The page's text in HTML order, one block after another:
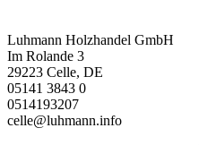
Luhmann Holzhandel GmbH
Im Rolande 3
29223 Celle, DE
05141 3843 0
0514193207
celle@luhmann.info